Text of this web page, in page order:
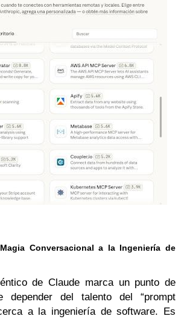
Conversacional a la Ingeniería de
de Claude marca un punto de
depender del talento del “prompt
a la ingeniería de software. Es